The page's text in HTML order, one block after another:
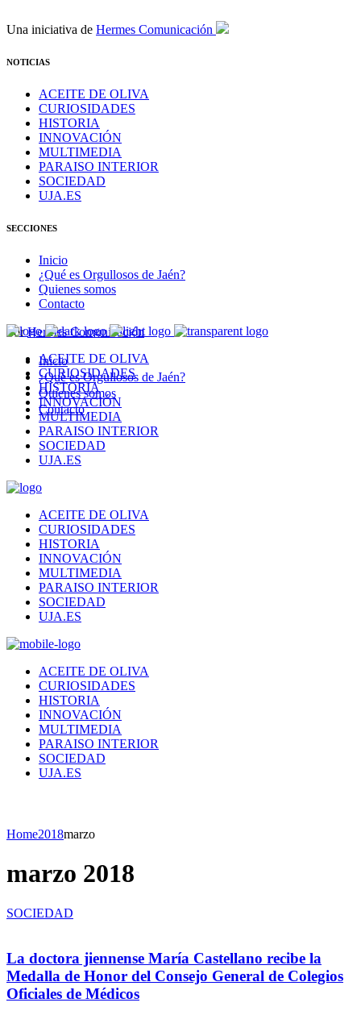
Una iniciativa de Hermes Comunicación
NOTICIAS
ACEITE DE OLIVA
CURIOSIDADES
HISTORIA
INNOVACIÓN
MULTIMEDIA
PARAISO INTERIOR
SOCIEDAD
UJA.ES
SECCIONES
Inicio
¿Qué es Orgullosos de Jaén?
Quienes somos
Contacto
PorHermes Comunicación
Inicio
¿Qué es Orgullosos de Jaén?
Quienes somos
Contacto
ACEITE DE OLIVA
CURIOSIDADES
HISTORIA
INNOVACIÓN
MULTIMEDIA
PARAISO INTERIOR
SOCIEDAD
UJA.ES
ACEITE DE OLIVA
CURIOSIDADES
HISTORIA
INNOVACIÓN
MULTIMEDIA
PARAISO INTERIOR
SOCIEDAD
UJA.ES
ACEITE DE OLIVA
CURIOSIDADES
HISTORIA
INNOVACIÓN
MULTIMEDIA
PARAISO INTERIOR
SOCIEDAD
UJA.ES
Home2018marzo
marzo 2018
SOCIEDAD
La doctora jiennense María Castellano recibe la
Medalla de Honor del Consejo General de Colegios
Oficiales de Médicos